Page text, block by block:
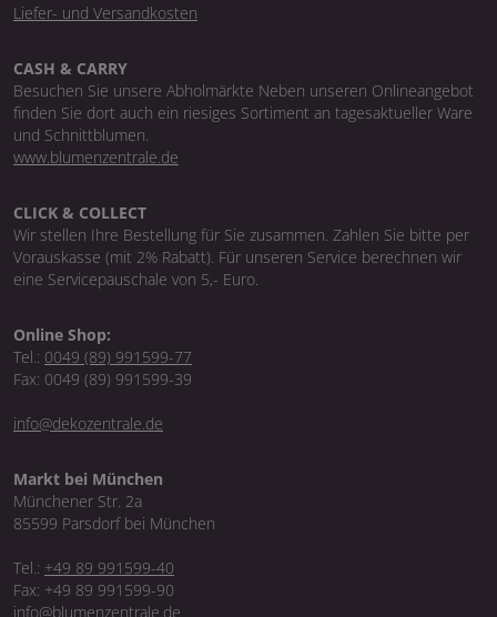
Liefer- und Versandkosten
CASH & CARRY
Besuchen Sie unsere Abholmärkte Neben unseren Onlineangebot
finden Sie dort auch ein riesiges Sortiment an tagesaktueller Ware
und Schnittblumen.
www.blumenzentrale.de
CLICK & COLLECT
Wir stellen Ihre Bestellung für Sie zusammen. Zahlen Sie bitte per
Vorauskasse (mit 2% Rabatt). Für unseren Service berechnen wir
eine Servicepauschale von 5,- Euro.
Online Shop:
Tel.: 0049 (89) 991599-77
Fax: 0049 (89) 991599-39
info@dekozentrale.de
Markt bei München
Münchener Str. 2a
85599 Parsdorf bei München
Tel.: +49 89 991599-40
Fax: +49 89 991599-90
info@blumenzentrale.de